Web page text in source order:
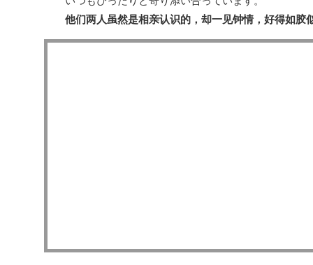
他们两人虽然是相亲认识的，却一见钟情，好得如胶